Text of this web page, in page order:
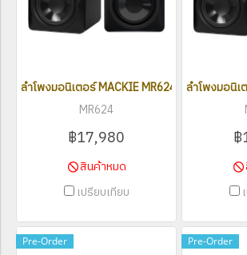
ลำโพงมอนิเตอร์ MACKIE MR624 (Pair)
MR624
฿17,980
สินค้าหมด
เปรียบเทียบ
ลำโพงมอนิเ
฿
Pre-Order Pre-Order